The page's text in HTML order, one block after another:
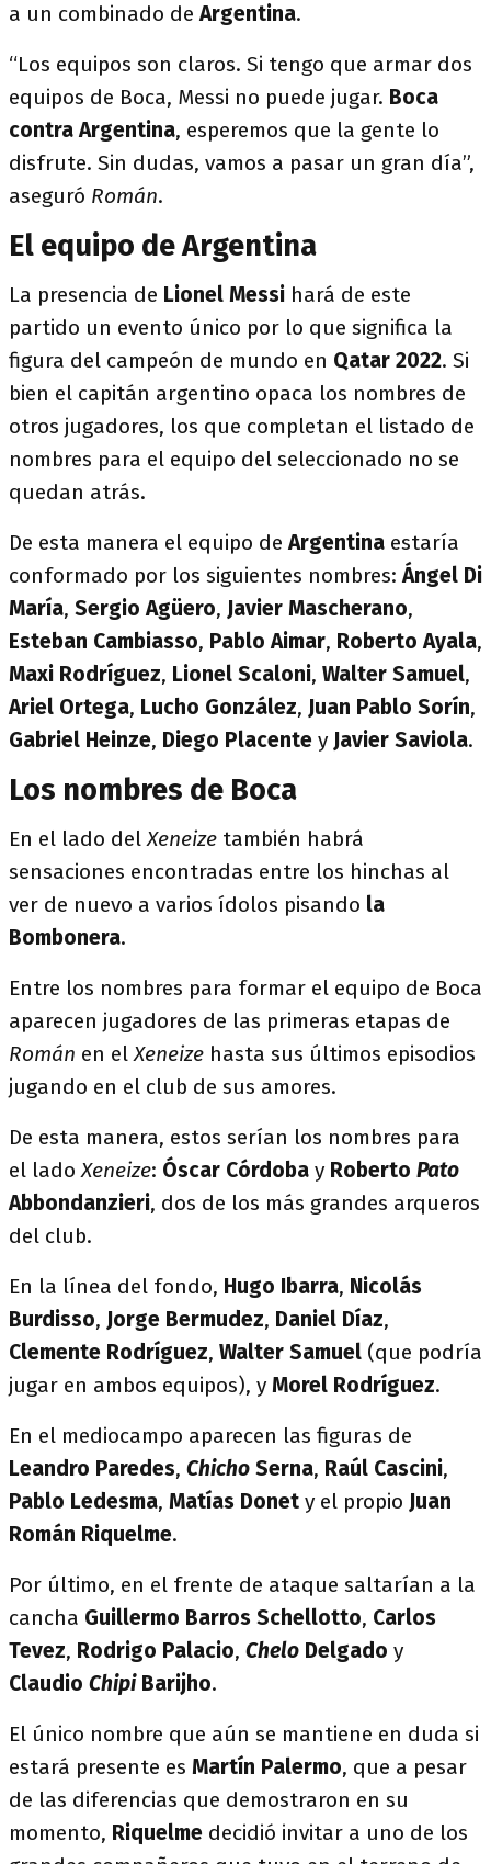
a un combinado deArgentina.
“Los equipos son claros. Si tengo que armar dos
equipos de Boca, Messi no puede jugar. Boca
contra Argentina, esperemos que la gente lo
disfrute. Sin dudas, vamos a pasar un gran día”,
aseguró Román.
El equipo de Argentina
La presencia de Lionel Messi hará de este
partido un evento único por lo que significa la
figura del campeón de mundo en Qatar 2022. Si
bien el capitán argentino opaca los nombres de
otros jugadores, los que completan el listado de
nombres para el equipo del seleccionado no se
quedan atrás.
De esta manera el equipo deArgentina estaría
conformado por los siguientes nombres:Ángel Di
María, Sergio Agüero, Javier Mascherano,
Esteban Cambiasso, Pablo Aimar, Roberto Ayala,
Maxi Rodríguez, Lionel Scaloni, Walter Samuel,
Ariel Ortega, Lucho González, Juan Pablo Sorín,
Gabriel Heinze, Diego Placente y Javier Saviola.
Los nombres de Boca
En el lado delXeneize también habrá
sensaciones encontradas entre los hinchas al
ver de nuevo a varios ídolos pisando la
Bombonera.
Entre los nombres para formar el equipo de Boca
aparecen jugadores de las primeras etapas de
Román en elXeneize hasta sus últimos episodios
jugando en el club de sus amores.
De esta manera, estos serían los nombres para
el ladoXeneize: Óscar Córdoba y Roberto Pato
Abbondanzieri, dos de los más grandes arqueros
del club.
En la línea del fondo, Hugo Ibarra, Nicolás
Burdisso, Jorge Bermudez, Daniel Díaz,
Clemente Rodríguez, Walter Samuel (que podría
jugar en ambos equipos), y Morel Rodríguez.
En el mediocampo aparecen las figuras de
Leandro Paredes, Chicho Serna, Raúl Cascini,
Pablo Ledesma, Matías Donet y el propio Juan
Román Riquelme.
Por último, en el frente de ataque saltarían a la
cancha Guillermo Barros Schellotto, Carlos
Tevez, Rodrigo Palacio, Chelo Delgado y
Claudio ChipiBarijho.
El único nombre que aún se mantiene en duda si
estará presente es Martín Palermo, que a pesar
de las diferencias que demostraron en su
momento, Riquelme decidió invitar a uno de los